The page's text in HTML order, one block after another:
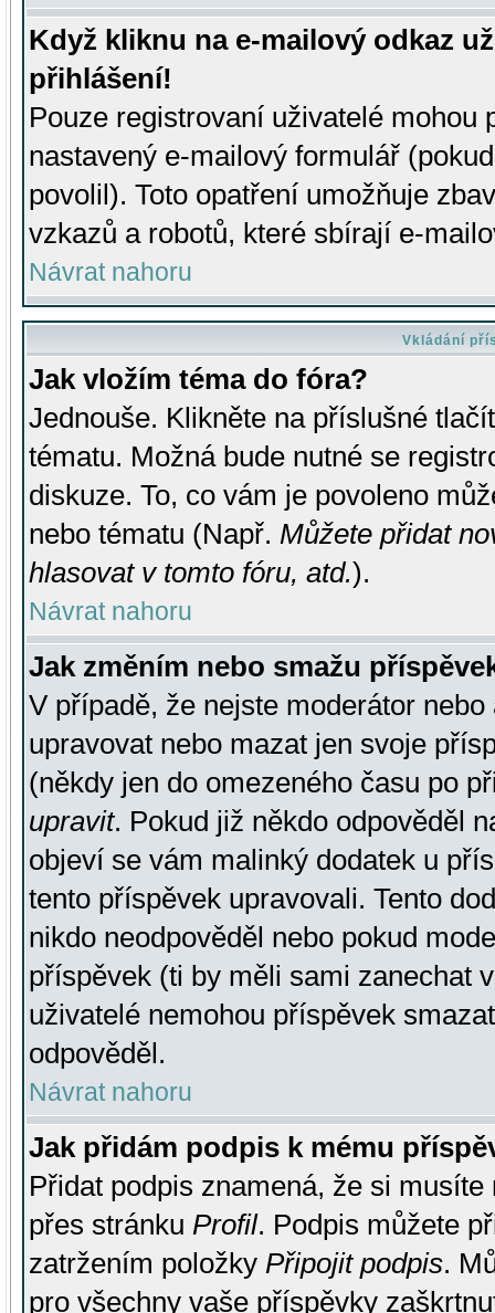
Když kliknu na e-mailový odkaz
přihlášení!
Pouze registrovaní uživatelé mohou
nastavený e-mailový formulář
povolil). Toto opatření umožňuje
vzkazů a robotů, které sbírají e-
Návrat nahoru
Vkládání
Jak vložím téma do fóra?
Jednouše. Klikněte na příslušné
tématu. Možná bude nutné se
diskuze. To, co vám je povoleno
nebo tématu (Např. Můžete přidat
hlasovat v tomto fóru, atd.).
Návrat nahoru
Jak změním nebo smažu
V případě, že nejste moderátor
upravovat nebo mazat jen svoje
(někdy jen do omezeného času po
upravit. Pokud již někdo odpověděl
objeví se vám malinký dodatek u
tento příspěvek upravovali. Tento
nikdo neodpověděl nebo pokud
příspěvek (ti by měli sami zanechat
uživatelé nemohou příspěvek
odpověděl.
Návrat nahoru
Jak přidám podpis k mému
Přidat podpis znamená, že si
přes stránku Profil. Podpis můžete
zatržením položky Připojit podpis.
pro všechny vaše příspěvky